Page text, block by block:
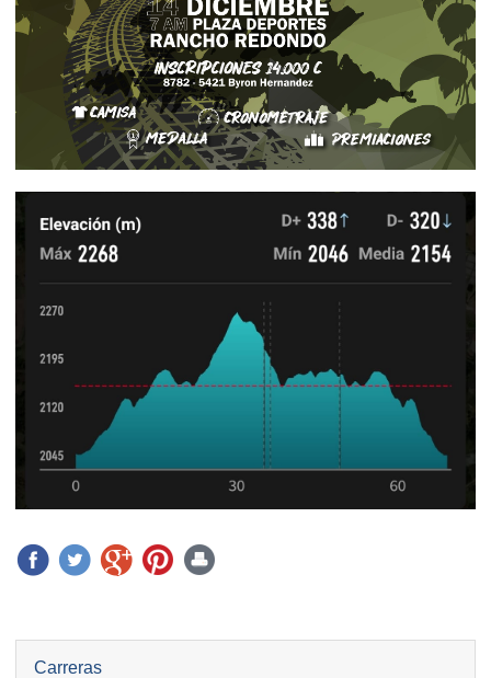
Carreras